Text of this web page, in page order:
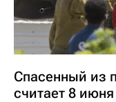
Спасенный из
считает 8